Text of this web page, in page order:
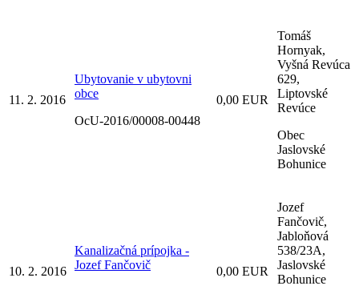
11. 2. 2016
Ubytovanie v ubytovni
obce
OcU-2016/00008-00448
0,00 EUR
Tomáš
Hornyak,
Vyšná Revúca
629,
Liptovské
Revúce
Obec
Jaslovské
Bohunice
10. 2. 2016
Kanalizačná prípojka -
Jozef Fančovič
0,00 EUR
Jozef
Fančovič,
Jabloňová
538/23A,
Jaslovské
Bohunice